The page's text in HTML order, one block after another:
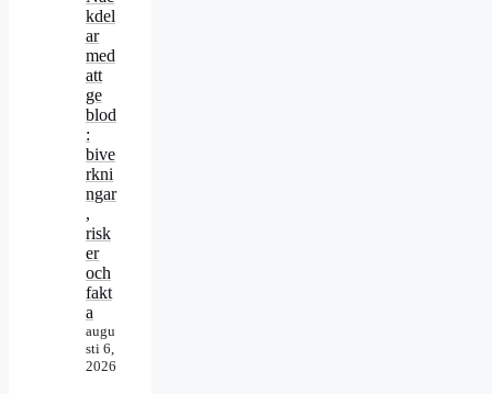
kdel
ar
med
att
ge
blod
:
bive
rkni
ngar
,
risk
er
och
fakt
a
augu
sti 6,
2026